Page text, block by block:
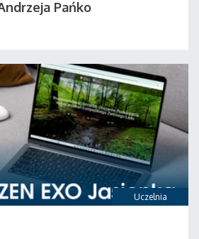
Pańko
Uczelnia